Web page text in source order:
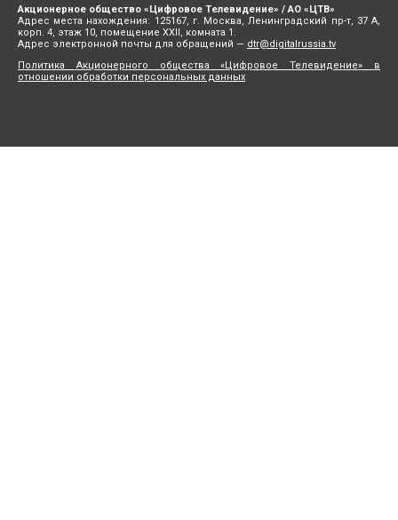
Акционерное общество «Цифровое Телевидение» / АО «ЦТВ»
Адрес места нахождения: 125167, г. Москва, Ленинградский пр-т, 37 А,
корп. 4, этаж 10, помещение XXII, комната 1.
Адрес электронной почты для обращений — dtr@digitalrussia.tv
Политика Акционерного общества «Цифровое Телевидение» в
отношении обработки персональных данных